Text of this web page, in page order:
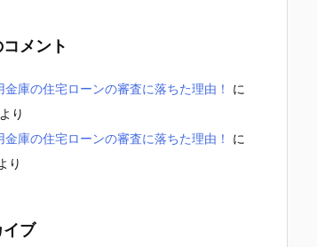
メント
金庫の住宅ローンの審査に落ちた理由！
に
より
金庫の住宅ローンの審査に落ちた理由！
に
り
イブ